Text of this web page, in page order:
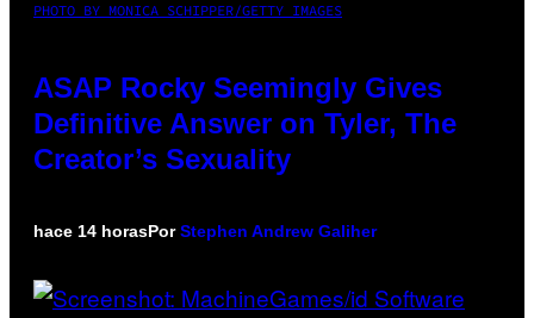
PHOTO BY MONICA SCHIPPER/GETTY IMAGES
ASAP Rocky Seemingly Gives
Definitive Answer on Tyler, The
Creator’s Sexuality
hace 14 horasPorStephen Andrew Galiher